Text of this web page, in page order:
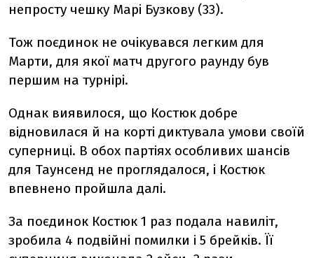
непросту чешку Марі Бузкову (33).
Тож поєдинок не очікувався легким для
Марти, для якої матч другого раунду був
першим на турнірі.
Однак виявилося, що Костюк добре
відновилася й на корті диктувала умови своїй
суперниці. В обох партіях особливих шансів
для Таунсенд не проглядалося, і Костюк
впевнено пройшла далі.
За поєдинок Костюк 1 раз подала навиліт,
зробила 4 подвійні помилки і 5 брейків. Її